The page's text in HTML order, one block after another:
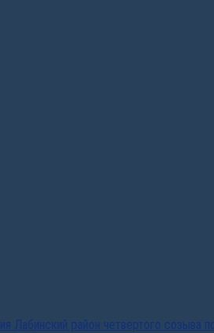
Лабинский район четвертого созыва